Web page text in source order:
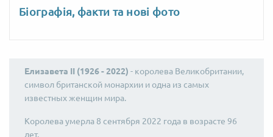
Біографія, факти та нові фото
Елизавета II (1926 - 2022) - королева Великобритании,
символ британской монархии и одна из самых
известных женщин мира.
Королева умерла 8 сентября 2022 года в возрасте 96
лет.